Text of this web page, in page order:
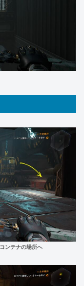
ンテナの場所へ